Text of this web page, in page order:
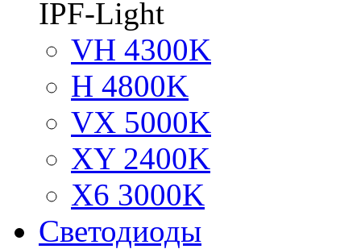
IPF-Light
VH 4300K
H 4800K
VX 5000K
XY 2400K
X6 3000K
Светодиоды